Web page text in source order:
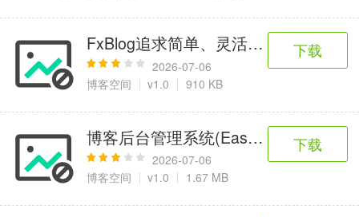
FxBlog追求简单、灵活、快速、安全
2026-07-06
博客空间
v1.0 910 KB
下载
博客后台管理系统(EasyUI)
2026-07-06
博客空间
v1.0 1.67 MB
下载